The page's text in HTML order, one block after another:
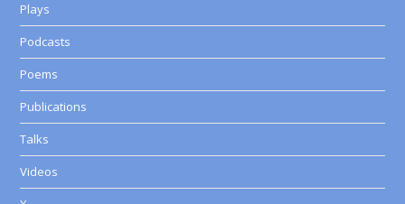
Plays
Podcasts
Poems
Publications
Talks
Videos